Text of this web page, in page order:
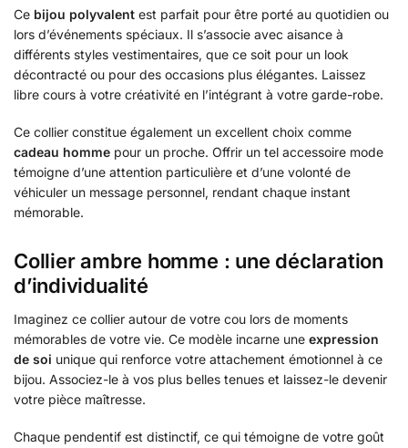
Ce bijou polyvalent est parfait pour être porté au quotidien ou
lors d’événements spéciaux. Il s’associe avec aisance à
différents styles vestimentaires, que ce soit pour un look
décontracté ou pour des occasions plus élégantes. Laissez
libre cours à votre créativité en l’intégrant à votre garde-robe.
Ce collier constitue également un excellent choix comme
cadeau homme pour un proche. Offrir un tel accessoire mode
témoigne d’une attention particulière et d’une volonté de
véhiculer un message personnel, rendant chaque instant
mémorable.
Collier ambre homme : une déclaration
d’individualité
Imaginez ce collier autour de votre cou lors de moments
mémorables de votre vie. Ce modèle incarne une expression
de soi unique qui renforce votre attachement émotionnel à ce
bijou. Associez-le à vos plus belles tenues et laissez-le devenir
votre pièce maîtresse.
Chaque pendentif est distinctif, ce qui témoigne de votre goût